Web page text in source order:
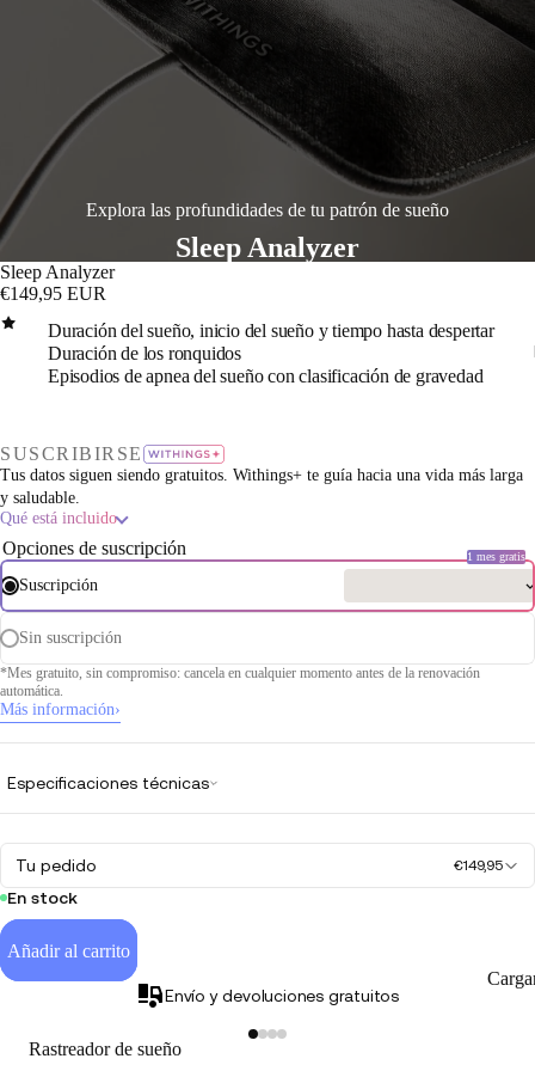
Explora las profundidades de tu patrón de sueño
Sleep Analyzer
Sleep Analyzer
€149,95 EUR
Duración del sueño, inicio del sueño y tiempo hasta despertar
Duración de los ronquidos
Episodios de apnea del sueño con clasificación de gravedad
SUSCRIBIRSE
Tus datos siguen siendo gratuitos. Withings+ te guía hacia una vida más larga
y saludable.
Qué está incluido
Opciones de suscripción
Suscripción
1 mes gratis
Sin suscripción
*Mes gratuito, sin compromiso: cancela en cualquier momento antes de la renovación
automática.
Más información›
Especificaciones técnicas
Tu pedido €149,95
En stock
Añadir al carrito
Envío y devoluciones gratuitos
Rastreador de sueño